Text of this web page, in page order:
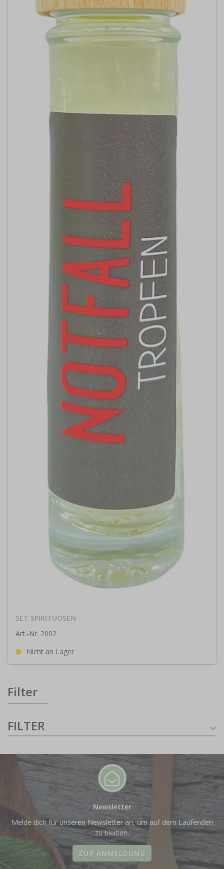
SET SPIRITUOSEN
Art.-Nr. 2002
Nicht an Lager
Filter
FILTER
Die GenussArt (2)
KATEGORIE
Minis
VERPACKUNGSEINHEIT
Newsletter
Melde dich für unseren Newsletter an, um auf dem Laufenden
zu bleiben.
ZUR ANMELDUNG